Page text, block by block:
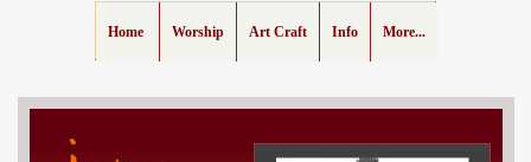
Home Worship Art Craft Info More...